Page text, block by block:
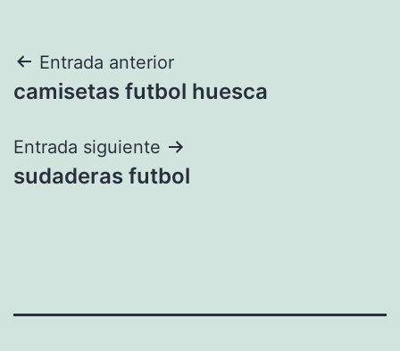
Navegación
de
entradas
Entrada anterior
camisetas futbol huesca
Entrada siguiente
sudaderas futbol